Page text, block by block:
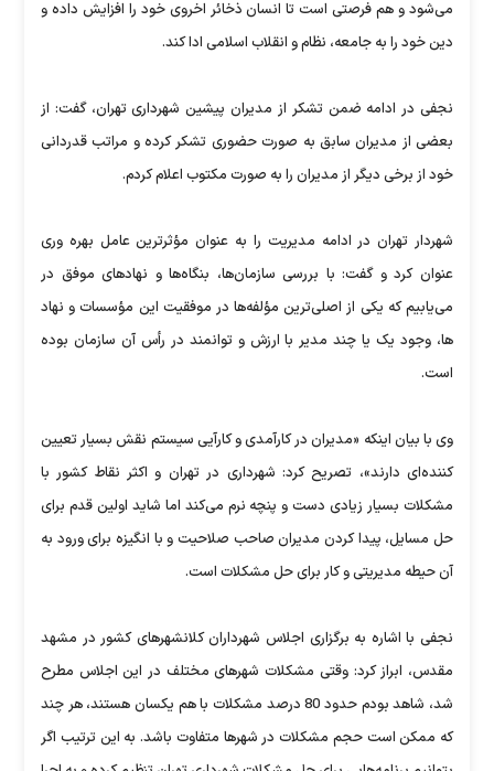
می‌شود و هم فرصتی است تا انسان ذخائر اخروی خود را افزایش داده و
دین خود را به جامعه، نظام و انقلاب اسلامی ادا کند.
نجفی در ادامه ضمن تشکر از مدیران پیشین شهرداری تهران، گفت: از
بعضی از مدیران سابق به صورت حضوری تشکر کرده و مراتب قدردانی
خود از برخی دیگر از مدیران را به صورت مکتوب اعلام کردم.
شهردار تهران در ادامه مدیریت را به عنوان مؤثرترین عامل بهره وری
عنوان کرد و گفت: با بررسی سازمان‌ها، بنگاه‌ها و نهادهای موفق در
می‌یابیم که یکی از اصلی‌ترین مؤلفه‌ها در موفقیت این مؤسسات و نهاد
ها، وجود یک یا چند مدیر با ارزش و توانمند در رأس آن سازمان بوده
است.
وی با بیان اینکه «مدیران در کارآمدی و کارآیی سیستم نقش بسیار تعیین
کننده‌ای دارند»، تصریح کرد: شهرداری در تهران و اکثر نقاط کشور با
مشکلات بسیار زیادی دست و پنچه نرم می‌کند اما شاید اولین قدم برای
حل مسایل، پیدا کردن مدیران صاحب صلاحیت و با انگیزه برای ورود به
آن حیطه مدیریتی و کار برای حل مشکلات است.
نجفی با اشاره به برگزاری اجلاس شهرداران کلانشهرهای کشور در مشهد
مقدس، ابراز کرد: وقتی مشکلات شهرهای مختلف در این اجلاس مطرح
شد، شاهد بودم حدود 80 درصد مشکلات با هم یکسان هستند، هر چند
که ممکن است حجم مشکلات در شهرها متفاوت باشد. به این ترتیب اگر